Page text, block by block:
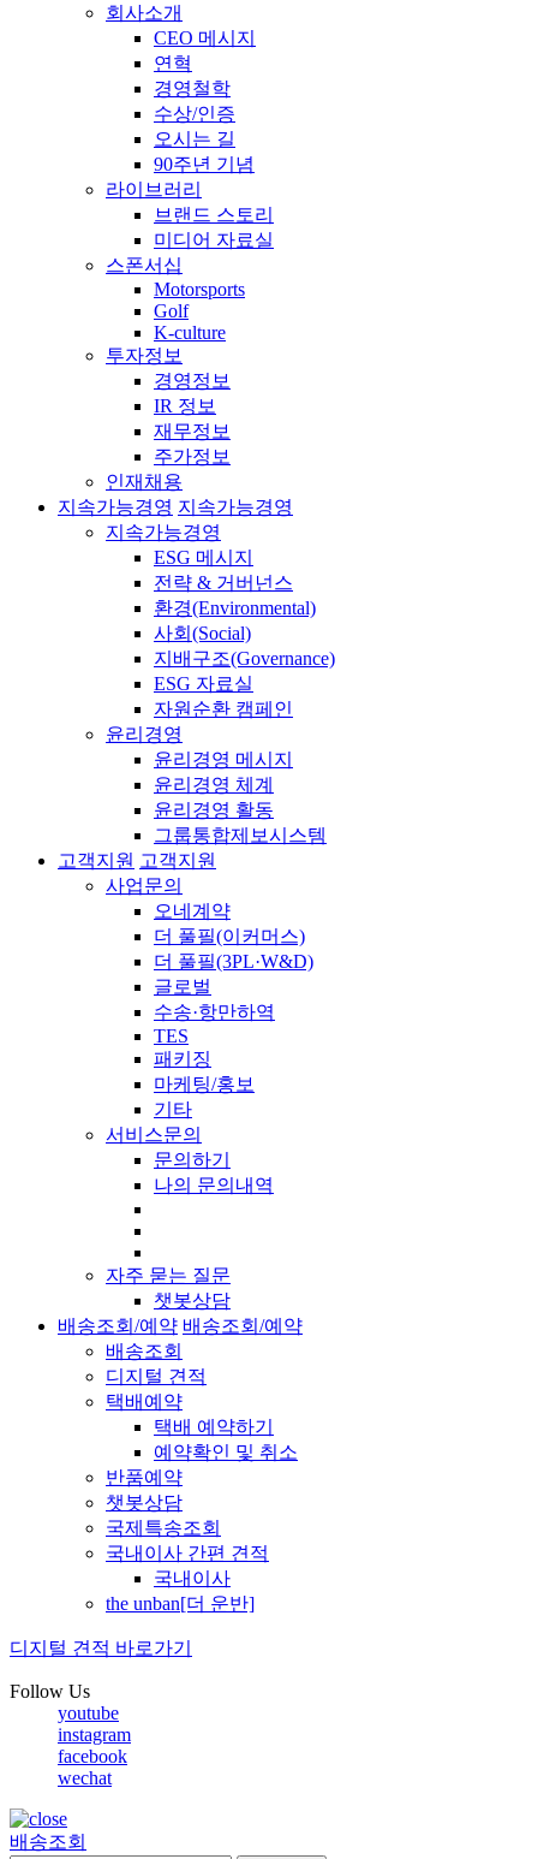
회사소개
CEO 메시지
연혁
경영철학
수상/인증
오시는 길
90주년 기념
라이브러리
브랜드 스토리
미디어 자료실
스폰서십
Motorsports
Golf
K-culture
투자정보
경영정보
IR 정보
재무정보
주가정보
인재채용
지속가능경영 지속가능경영
지속가능경영
ESG 메시지
전략 & 거버넌스
환경(Environmental)
사회(Social)
지배구조(Governance)
ESG 자료실
자원순환 캠페인
윤리경영
윤리경영 메시지
윤리경영 체계
윤리경영 활동
그룹통합제보시스템
고객지원 고객지원
사업문의
오네계약
더 풀필(이커머스)
더 풀필(3PL·W&D)
글로벌
수송·항만하역
TES
패키징
마케팅/홍보
기타
서비스문의
문의하기
나의 문의내역
자주 묻는 질문
챗봇상담
배송조회/예약 배송조회/예약
배송조회
디지털 견적
택배예약
택배 예약하기
예약확인 및 취소
반품예약
챗봇상담
국제특송조회
국내이사 간편 견적
국내이사
the unban[더 운반]
디지털 견적 바로가기
Follow Us
youtube
instagram
facebook
wechat
배송조회